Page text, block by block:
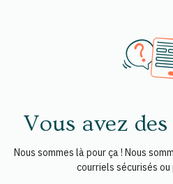
Vous avez
Nous sommes là pour ça ! Nous
courriels sécurisés